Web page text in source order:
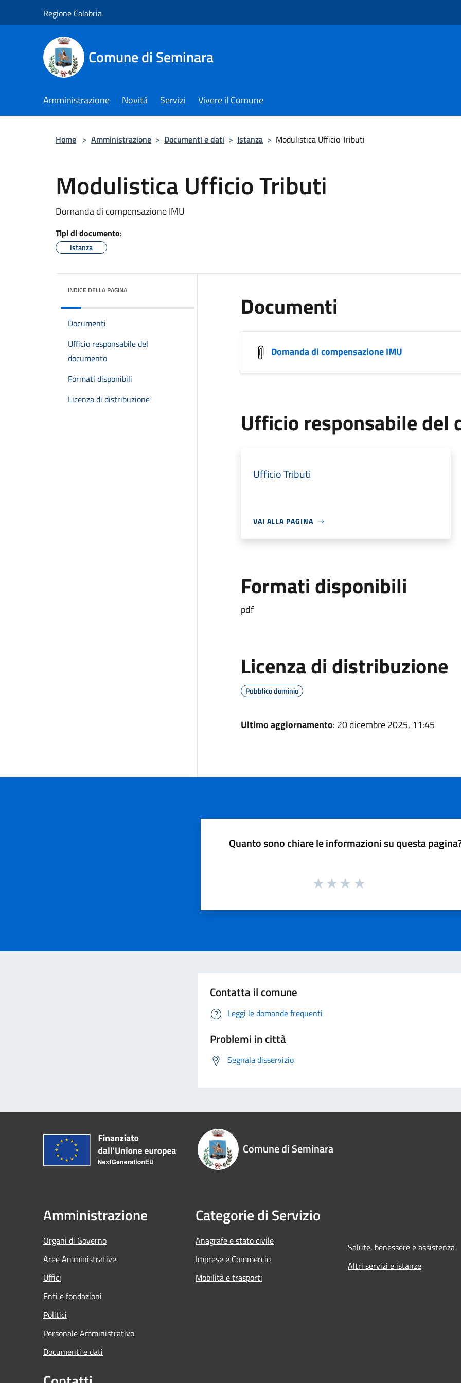
Regione Calabria
Comune di Seminara
Amministrazione Novità Servizi Vivere il Comune
Home > Amministrazione > Documenti e dati > Istanza > Modulistica Ufficio Tributi
Modulistica Ufficio Tributi
Domanda di compensazione IMU
Tipi di documento:
Istanza
INDICE DELLA PAGINA
Documenti
Ufficio responsabile del
documento
Formati disponibili
Licenza di distribuzione
Documenti
Domanda di compensazione IMU
Ufficio responsabile del
Ufficio Tributi
VAI ALLA PAGINA
Formati disponibili
pdf
Licenza di distribuzione
Pubblico dominio
Ultimo aggiornamento: 20 dicembre 2025, 11:45
Quanto sono chiare le informazioni su questa
Contatta il comune
Leggi le domande frequenti
Problemi in città
Segnala disservizio
Comune di Seminara
Amministrazione
Organi di Governo
Aree Amministrative
Uffici
Enti e fondazioni
Politici
Personale Amministrativo
Documenti e dati
Categorie di Servizio
Anagrafe e stato civile
Imprese e Commercio
Mobilità e trasporti
Salute, benessere e assistenza
Altri servizi e istanze